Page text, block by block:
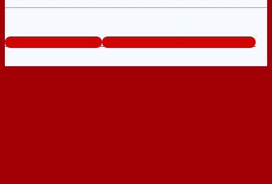
www.sieuthicuanhua.net Tổng đài tư vấn miễn phí: 0824.400.400